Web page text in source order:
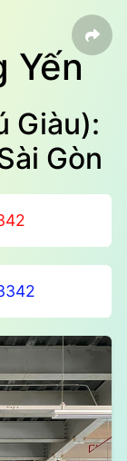
Yến
Giàu):
Gòn